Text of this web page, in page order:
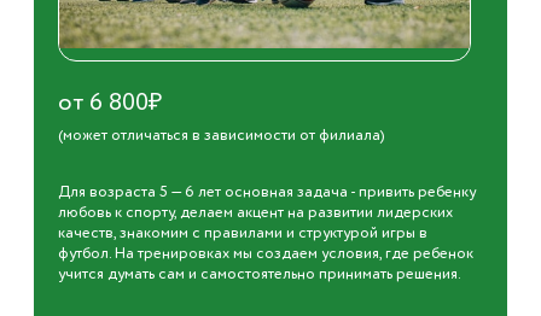
от 6 800₽
(может отличаться в зависимости от филиала)
Для возраста 5 — 6 лет основная задача - привить ребенку
любовь к спорту, делаем акцент на развитии лидерских
качеств, знакомим с правилами и структурой игры в
футбол. На тренировках мы создаем условия, где ребенок
учится думать сам и самостоятельно принимать решения.